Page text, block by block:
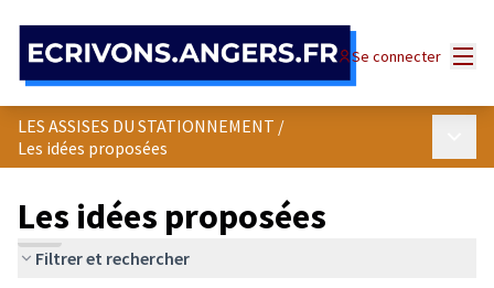
Se connecter
LES ASSISES DU STATIONNEMENT /
Les idées proposées
Les idées proposées
Filtrer et rechercher